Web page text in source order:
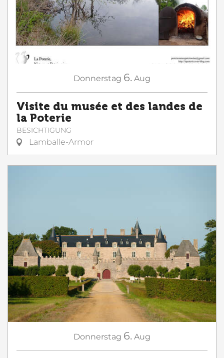
Donnerstag 6. Aug
Visite du musée et des landes de
la Poterie
BESICHTIGUNG
Lamballe-Armor
Donnerstag 6. Aug